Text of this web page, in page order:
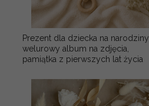
Prezent dla dziecka na narodziny
welurowy album na zdjęcia,
pamiątka z pierwszych lat życia